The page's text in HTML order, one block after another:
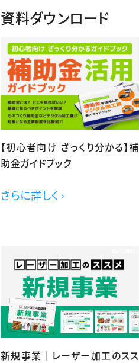
資料ダウンロード
【初心者向け ざっくり分かる】補
助金ガイドブック
さらに詳しく ›
新規事業｜レーザー加工のスス